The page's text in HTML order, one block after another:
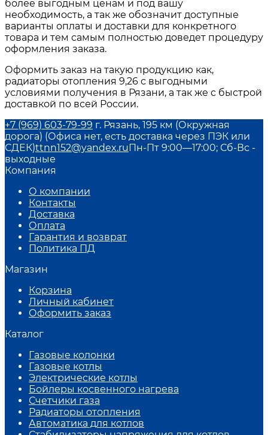
более выгодным ценам и под вашу
необходимость, а так же обозначит доступные
варианты оплаты и доставки для конкретного
товара и тем самым полностью доведет процедуру
оформления заказа.
Оформить заказ на такую продукцию как,
радиаторы отопления 9,26 с выгодными
условиями получения в Рязани, а так же с быстрой
доставкой по всей России.
+7 (969) 603-79-99 г. Рязань, 195 км (Окружная
дорога) (Офиса нет, есть доставка через ПЭК или
СДЕК)ttnn152@yandex.ruПн-Пт 9:00—17:00; Сб-Вс -
выходные
Компания
О компании
Контакты
Доставка
Оплата
Гарантия и возврат
Политика ПД
Магазин
Корзина
Личный кабинет
Оформить заказ
Каталог
Газовые колонки
Газовые котлы
Электрические котлы
Бойлеры косвенного нагрева
Счетчики газа
Радиаторы отопления
Автоматика для котлов